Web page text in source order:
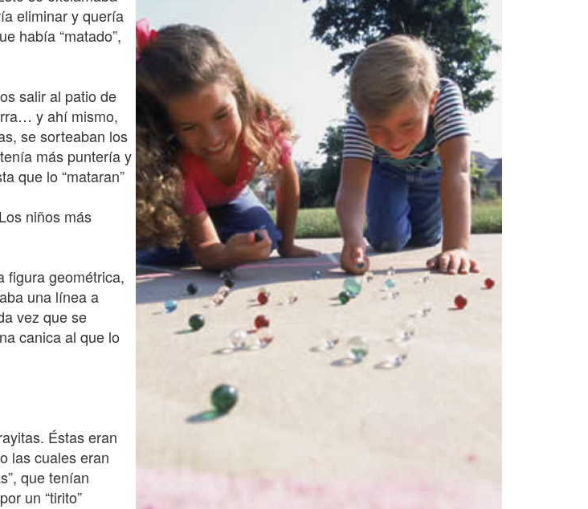
eliminar y quería
había “matado”,
salir al patio de
y ahí mismo,
se sorteaban los
más puntería y
que lo “mataran”
niños más
figura geométrica,
una línea a
vez que se
canica al que lo
Éstas eran
las cuales eran
que tenían
un “tirito”